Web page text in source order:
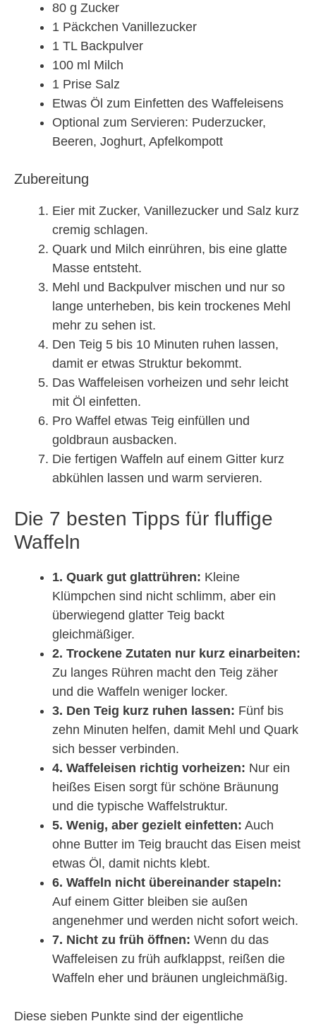
80 g Zucker
1 Päckchen Vanillezucker
1 TL Backpulver
100 ml Milch
1 Prise Salz
Etwas Öl zum Einfetten des Waffeleisens
Optional zum Servieren: Puderzucker,
Beeren, Joghurt, Apfelkompott
Zubereitung
Eier mit Zucker, Vanillezucker und Salz kurz
cremig schlagen.
Quark und Milch einrühren, bis eine glatte
Masse entsteht.
Mehl und Backpulver mischen und nur so
lange unterheben, bis kein trockenes Mehl
mehr zu sehen ist.
Den Teig 5 bis 10 Minuten ruhen lassen,
damit er etwas Struktur bekommt.
Das Waffeleisen vorheizen und sehr leicht
mit Öl einfetten.
Pro Waffel etwas Teig einfüllen und
goldbraun ausbacken.
Die fertigen Waffeln auf einem Gitter kurz
abkühlen lassen und warm servieren.
Die 7 besten Tipps für fluffige
Waffeln
1. Quark gut glattrühren: Kleine
Klümpchen sind nicht schlimm, aber ein
überwiegend glatter Teig backt
gleichmäßiger.
2. Trockene Zutaten nur kurz einarbeiten:
Zu langes Rühren macht den Teig zäher
und die Waffeln weniger locker.
3. Den Teig kurz ruhen lassen: Fünf bis
zehn Minuten helfen, damit Mehl und Quark
sich besser verbinden.
4. Waffeleisen richtig vorheizen: Nur ein
heißes Eisen sorgt für schöne Bräunung
und die typische Waffelstruktur.
5. Wenig, aber gezielt einfetten: Auch
ohne Butter im Teig braucht das Eisen meist
etwas Öl, damit nichts klebt.
6. Waffeln nicht übereinander stapeln:
Auf einem Gitter bleiben sie außen
angenehmer und werden nicht sofort weich.
7. Nicht zu früh öffnen: Wenn du das
Waffeleisen zu früh aufklappst, reißen die
Waffeln eher und bräunen ungleichmäßig.
Diese sieben Punkte sind der eigentliche